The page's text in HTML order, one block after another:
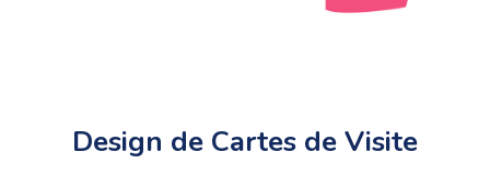
Design de Cartes de Visite